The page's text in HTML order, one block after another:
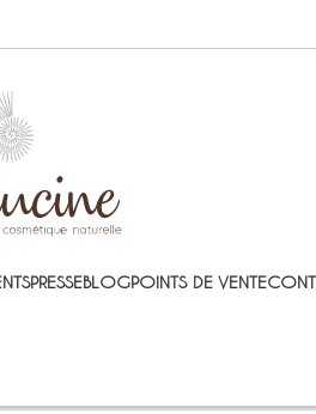
PRESSEBLOGPOINTS DE VENTE